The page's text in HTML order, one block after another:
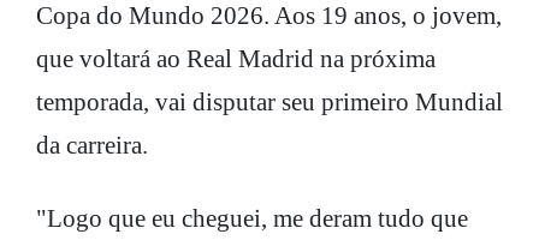
Copa do Mundo 2026. Aos 19 anos, o jovem,
que voltará ao Real Madrid na próxima
temporada, vai disputar seu primeiro Mundial
da carreira.
"Logo que eu cheguei, me deram tudo que